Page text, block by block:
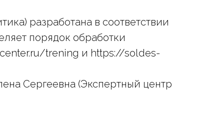
разработана в соответствии
порядок обработки
trening и https://soldes-
Сергеевна (Экспертный центр